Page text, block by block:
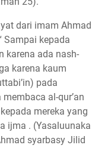
dari imam Ahmad
Sampai kepada
karena ada nash-
karena kaum
pada
al-qur’an
mereka yang
ijma . (Yasaluunaka
syarbasy Jilid